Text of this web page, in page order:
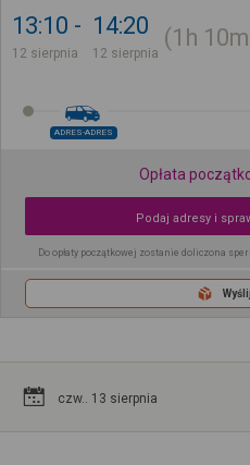
13:10
12 sierpnia
14:20
12 sierpnia
1h
ADRES-ADRES
Opłata
Podaj adresy i
Do opłaty początkowej zostanie doliczona
czw.. 13 sierpnia